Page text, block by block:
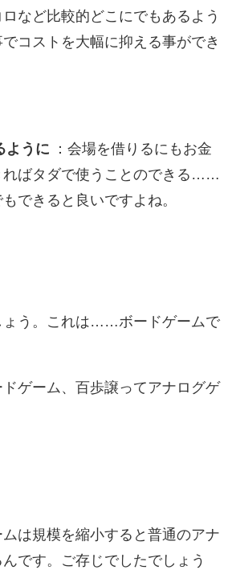
など比較的どこにでもあるよう
コストを大幅に抑える事ができ
ように
：会場を借りるにもお金
ればタダで使うことのできる……
できると良いですよね。
う。これは……ボードゲームで
ゲーム、百歩譲ってアナログゲ
は規模を縮小すると普通のアナ
です。ご存じでしたでしょう